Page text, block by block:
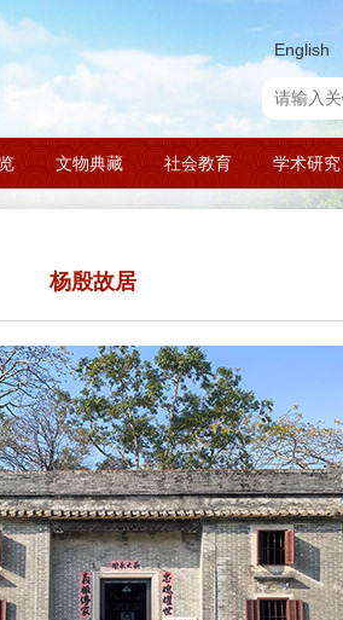
English
文物典藏 社会教育 学术研究
杨殷故居